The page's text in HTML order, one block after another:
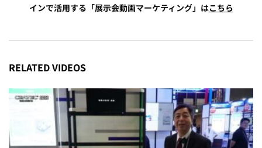
インで活用する「展示会動画マーケティング」はこちら
RELATED VIDEOS